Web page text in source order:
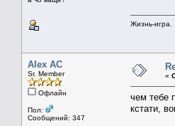
Жизнь-игра.
Alex AC
Sr. Member
Офлайн
Пол:
Сообщений: 347
«
чем тебе
кстати,